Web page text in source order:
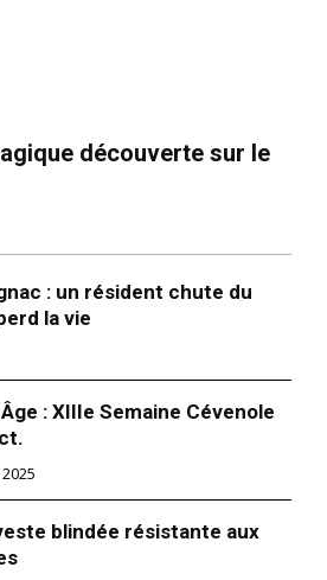
découverte sur le
: un résident chute du
la vie
: XIIIe Semaine Cévenole
blindée résistante aux